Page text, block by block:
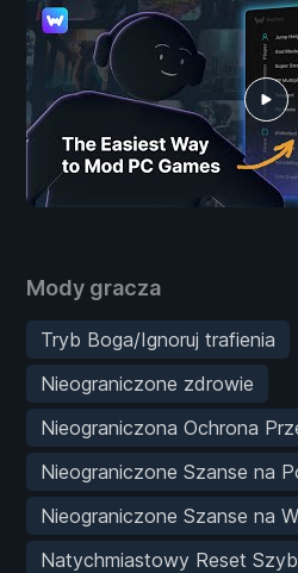
Mody gracza
Tryb Boga/Ignoruj trafienia
Nieograniczone zdrowie
Nieograniczona Ochrona
Nieograniczone Szanse na
Nieograniczone Szanse na
Natychmiastowy Reset